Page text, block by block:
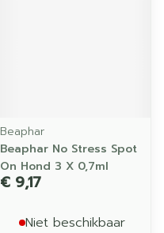
Beaphar
Beaphar No Stress Spot
On Hond 3 X 0,7ml
€ 9,17
Niet beschikbaar